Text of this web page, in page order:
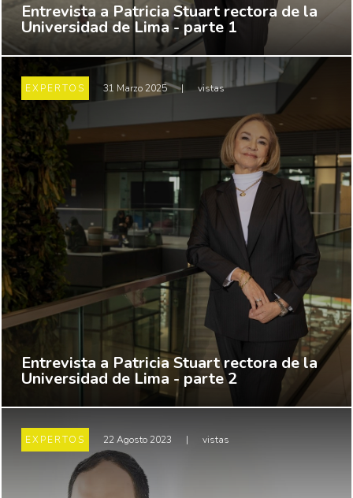
Entrevista a Patricia Stuart rectora de la
Universidad de Lima - parte 1
EXPERTOS 31 Marzo 2025 | vistas
Entrevista a Patricia Stuart rectora de la
Universidad de Lima - parte 2
EXPERTOS 22 Agosto 2023 | vistas